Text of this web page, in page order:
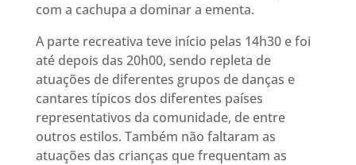
com a cachupa a dominar a ementa.
A parte recreativa teve início pelas 14h30 e foi
até depois das 20h00, sendo repleta de
atuações de diferentes grupos de danças e
cantares típicos dos diferentes países
representativos da comunidade, de entre
outros estilos. Também não faltaram as
atuações das crianças que frequentam as